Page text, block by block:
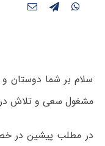
سلام بر شما دوستان و
مشغول سعی و تلاش
در مطلب پیشین در